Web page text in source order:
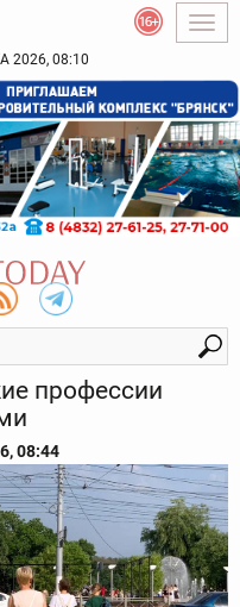
2026, 08:10
профессии
08:44